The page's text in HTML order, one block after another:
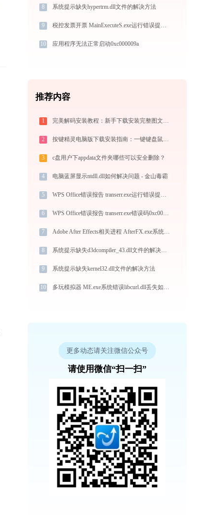
8 系统提示缺失hypertrm.dll文件的解决方法
9 税控发票开票 MainExecuteS.exe运行错误提示0xc000000d的解决办法
10 应用程序无法正常启动0xc000009a
推荐内容
1 完美解码安装教程：新手下载安装完整图文指南
2 按键精灵电脑版下载安装指南：一键键盘鼠标模拟实现电脑自动办公与挂机
3 c盘用户下appdata文件夹哪些可以安全删除？
4 电脑蓝屏显示ntdll.dll如何解决问题 - 金山毒霸
5 WPS Office错误报告 transerr.exe运行错误提示0xc000000d的解决办法
6 WPS Office错误报告 transerr.exe错误码0xc000000d处理办法
7 Adobe After Effects相关进程 AfterFX.exe系统错误adobepsl.dll丢失如何解决
8 系统提示缺失d3dcompiler_43.dll文件的解决方法
9 系统提示缺失kernel32.dll文件的解决方法
10 多玩模拟器 ME.exe系统错误libcurl.dll丢失如何解决
更多动态请关注微信公众号
请使用微信“扫一扫”